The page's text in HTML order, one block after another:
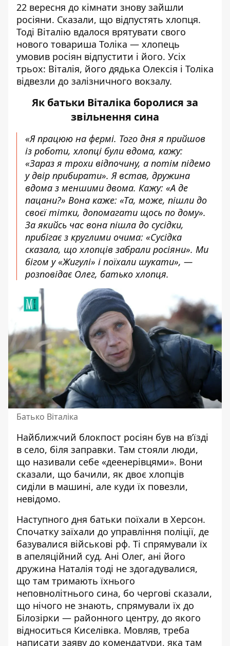
22 вересня до кімнати знову зайшли
росіяни. Сказали, що відпустять хлопця.
Тоді Віталію вдалося врятувати свого
нового товариша Толіка — хлопець
умовив росіян відпустити і його. Усіх
трьох: Віталія, його дядька Олексія і Толіка
відвезли до залізничного вокзалу.
Як батьки Віталіка боролися за
звільнення сина
«Я працюю на фермі. Того дня я прийшов
із роботи, хлопці були вдома, кажу:
«Зараз я трохи відпочину, а потім підемо
у двір прибирати». Я встав, дружина
вдома з меншими двома. Кажу: «А де
пацани?» Вона каже: «Та, може, пішли до
своєї тітки, допомагати щось по дому».
За якийсь час вона пішла до сусідки,
прибігає з круглими очима: «Сусідка
сказала, що хлопців забрали росіяни». Ми
бігом у «Жигулі» і поїхали шукати», —
розповідає Олег, батько хлопця.
Батько Віталіка
Найближчий блокпост росіян був на в’їзді
в село, біля заправки. Там стояли люди,
що називали себе «деенерівцями». Вони
сказали, що бачили, як двоє хлопців
сиділи в машині, але куди їх повезли,
невідомо.
Наступного дня батьки поїхали в Херсон.
Спочатку заїхали до управління поліції, де
базувалися військові рф. Ті спрямували їх
в апеляційний суд. Ані Олег, ані його
дружина Наталія тоді не здогадувалися,
що там тримають їхнього
неповнолітнього сина, бо чергові сказали,
що нічого не знають, спрямували їх до
Білозірки — районного центру, до якого
відноситься Киселівка. Мовляв, треба
написати заяву до комендатури, яка там